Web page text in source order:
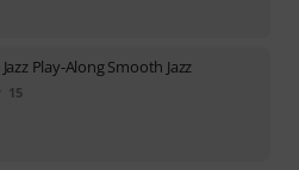
Jazz Play-Along Smooth Jazz
15